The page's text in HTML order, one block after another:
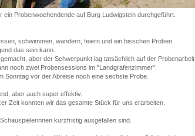
ein Probenwochendende auf Burg Ludwigstein durchgeführt.
schwimmen, wandern, feiern und ein bisschen Proben.
das sein kann.
aber der Schwerpunkt lag tatsächlich auf der
noch zwei Probensessions im "Landgrafenzimmer".
Sonntag vor der Abreise noch eine sechste Probe.
aber auch super effektiv.
Zeit konnten wir das gesamte Stück für uns erarbeiten.
kurzfristig ausgefallen sind.